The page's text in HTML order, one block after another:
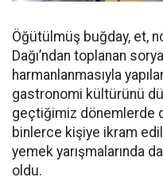
Öğütülmüş buğday, et,
Dağı’ndan toplanan
harmanlanmasıyla
gastronomi kültürünü
geçtiğimiz dönemlerde
binlerce kişiye ikram
yemek yarışmalarında
oldu.